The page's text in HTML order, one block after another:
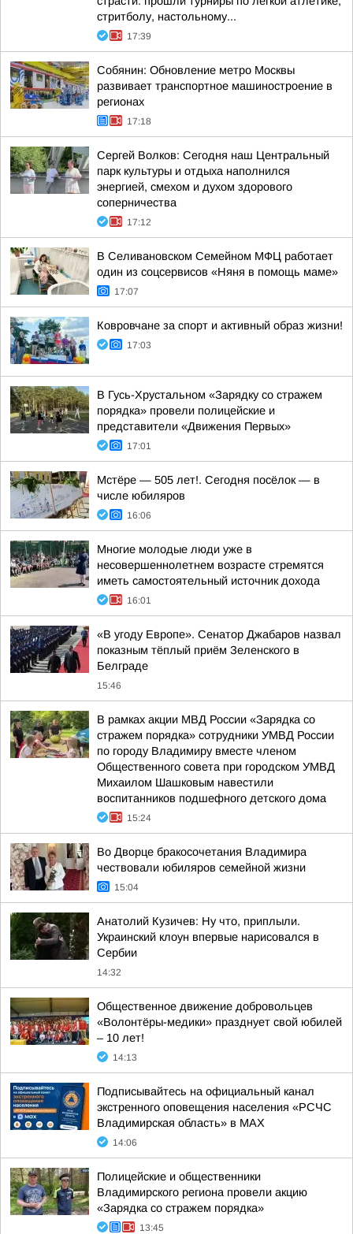
стритболу, настольному...
17:39
Собянин: Обновление метро Москвы
развивает транспортное машиностроение в
регионах
17:18
Сергей Волков: Сегодня наш Центральный
парк культуры и отдыха наполнился
энергией, смехом и духом здорового
соперничества
17:12
В Селивановском Семейном МФЦ работает
один из соцсервисов «Няня в помощь маме»
17:07
Ковровчане за спорт и активный образ жизни!
17:03
В Гусь-Хрустальном «Зарядку со стражем
порядка» провели полицейские и
представители «Движения Первых»
17:01
Мстёре — 505 лет!. Сегодня посёлок — в
числе юбиляров
16:06
Многие молодые люди уже в
несовершеннолетнем возрасте стремятся
иметь самостоятельный источник дохода
16:01
«В угоду Европе». Сенатор Джабаров назвал
показным тёплый приём Зеленского в
Белграде
15:46
В рамках акции МВД России «Зарядка со
стражем порядка» сотрудники УМВД России
по городу Владимиру вместе членом
Общественного совета при городском УМВД
Михаилом Шашковым навестили
воспитанников подшефного детского дома
15:24
Во Дворце бракосочетания Владимира
чествовали юбиляров семейной жизни
15:04
Анатолий Кузичев: Ну что, приплыли.
Украинский клоун впервые нарисовался в
Сербии
14:32
Общественное движение добровольцев
«Волонтёры-медики» празднует свой юбилей
– 10 лет!
14:13
Подписывайтесь на официальный канал
экстренного оповещения населения «РСЧС
Владимирская область» в МАХ
14:06
Полицейские и общественники
Владимирского региона провели акцию
«Зарядка со стражем порядка»
13:45